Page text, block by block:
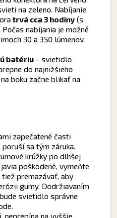
na zeleno. Nabíjanie
trvá cca 3 hodiny(s
nabíjania je možné
30 a 350 lúmenov.
batériu – svietidlo
do najnižšieho
boku začne blikať na
zapečatené časti
sa tým záruka.
krúžky po dlhšej
poškodené, vymeňte
premazávať, aby
gumy. Dodržiavaním
svietidlo správne
neprepína na vyššie